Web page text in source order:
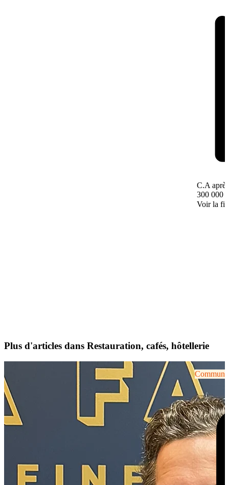
C.A
300 000 €
Voir la
Plus d'articles dans Restauration, cafés, hôtellerie